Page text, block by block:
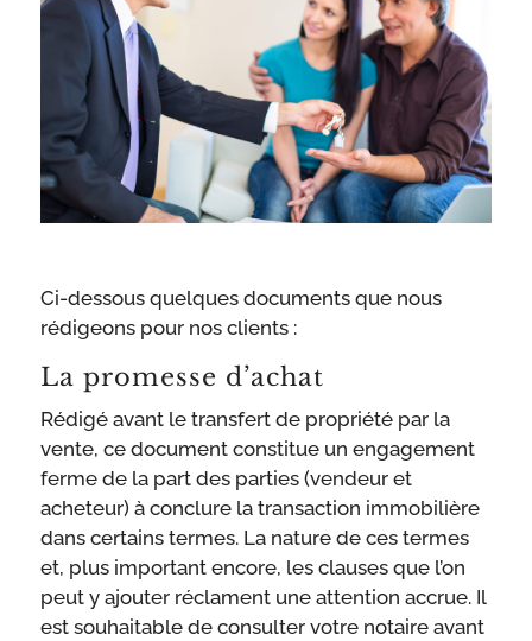
Ci-dessous quelques documents que nous
rédigeons pour nos clients :
La promesse d’achat
Rédigé avant le transfert de propriété par la
vente, ce document constitue un engagement
ferme de la part des parties (vendeur et
acheteur) à conclure la transaction immobilière
dans certains termes. La nature de ces termes
et, plus important encore, les clauses que l’on
peut y ajouter réclament une attention accrue. Il
est souhaitable de consulter votre notaire avant